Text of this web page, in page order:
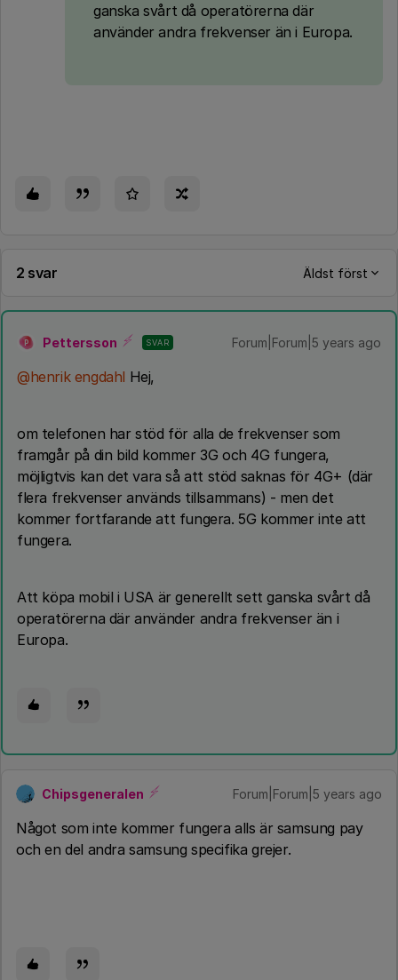
ganska svårt då operatörerna där
använder andra frekvenser än i Europa.
2 svar Äldst först
P Pettersson SVAR Forum|Forum|5 years ago
@henrik engdahl Hej,
om telefonen har stöd för alla de frekvenser som
framgår på din bild kommer 3G och 4G fungera,
möjligtvis kan det vara så att stöd saknas för 4G+ (där
flera frekvenser används tillsammans) - men det
kommer fortfarande att fungera. 5G kommer inte att
fungera.
Att köpa mobil i USA är generellt sett ganska svårt då
operatörerna där använder andra frekvenser än i
Europa.
Chipsgeneralen Forum|Forum|5 years ago
Något som inte kommer fungera alls är samsung pay
och en del andra samsung specifika grejer.